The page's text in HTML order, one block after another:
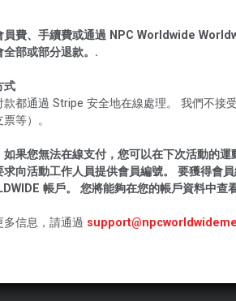
員費、手續費或通過 NPC Worldwide
全部或部分退款。.
式
款都通過 Stripe 安全地在線處理。 我們不接
等）。
如果您無法在線支付，您可以在下次活動的
求向活動工作人員提供會員編號。 要獲得會
帳戶。 您將能夠在您的帳戶資料中查
多信息，請通過